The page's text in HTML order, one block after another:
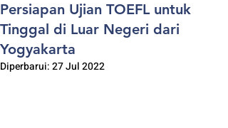
Persiapan Ujian TOEFL untuk
Tinggal di Luar Negeri dari
Yogyakarta
Diperbarui:27 Jul 2022